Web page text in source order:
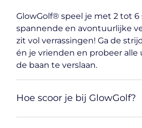
GlowGolf® speel je met 2 tot 6
spannende en avontuurlijke
zit vol verrassingen! Ga de
én je vrienden en probeer
de baan te verslaan.
Hoe scoor je bij GlowGolf?